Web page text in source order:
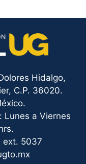
Hidalgo,
C.P. 36020.
Lunes a Viernes
ext. 5037